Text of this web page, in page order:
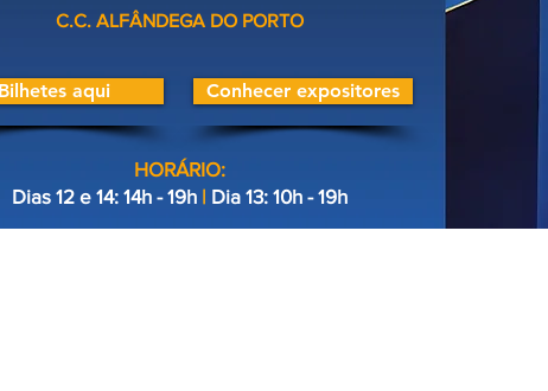
C.C. ALFÂNDEGA DO PORTO
Bilhetes aqui Conhecer expositores
HORÁRIO:
Dias 12 e 14: 14h - 19h| Dia 13: 10h - 19h